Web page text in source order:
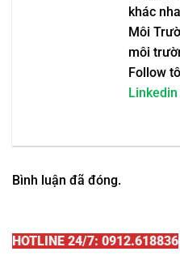
khác
Môi
môi
Follow
Linkedin
Bình luận đã đóng.
HOTLINE 24/7: 0912.618836